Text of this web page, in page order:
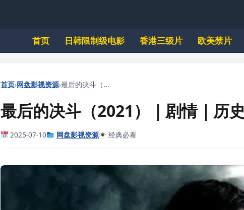
首页 日韩限制级电影 香港三级片 欧美禁片
首页›网盘影视资源›最后的决斗（...
最后的决斗（2021）｜剧情｜历史
2025-07-10 网盘影视资源 经典必看